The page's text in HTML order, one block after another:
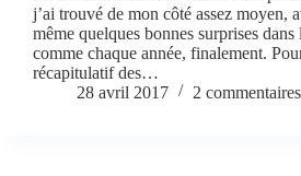
j’ai trouvé de mon côté assez moyen,
même quelques bonnes surprises
comme chaque année, finalement.
récapitulatif des…
28 avril 2017
2 commentaires